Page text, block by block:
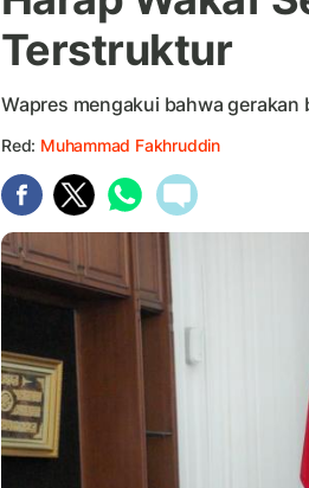
Terstruktur
Wapres mengakui bahwa
Red: Muhammad Fakhruddin